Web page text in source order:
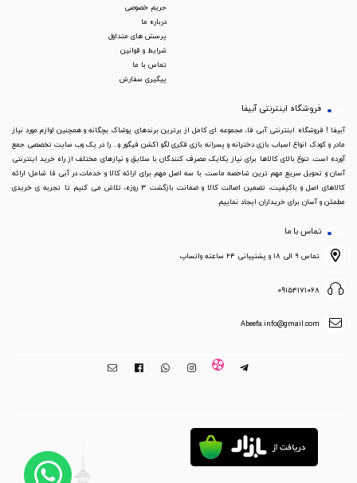
حریم خصوصی
درباره ما
پرسش های متداول
شرایط و قوانین
تماس با ما
پیگیری سفارش
فروشگاه اینترنتی آبیفا
آبیفا ! فروشگاه اینترنتی آبی فا، مجموعه ای کامل از برترین برندهای پوشاک بچگانه و همچنین لوازم مورد نیاز
مادر و کودک انواع اسباب بازی دخترانه و پسرانه بازی فکری لگو اکشن فیگور و... را در یک وب سایت تخصصی جمع
آورده است. تنوع بالای کالاها برای نیاز یکایک مصرف کنندگان با سلایق و نیازهای مختلف از راه خرید اینترنتی
آسان و تحویل سریع مهم ترین شاخصه ماست. با سه اصل مهم برای ارائه کالا و خدمات در آبی فا شامل؛ ارائه
کالاهای اصل و باکیفیت، تضمین اصالت کالا و ضمانت بازگشت 3 روزه، تلاش می کنیم تا تجربه ی خریدی
مطمئن و آسان برای خریداران ایجاد نماییم.
تماس با ما
تماس ۹ الی ۱۸ و پشتیبانی ۲۴ ساعته واتساپ
09154171068
Abeefa.info@gmail.com